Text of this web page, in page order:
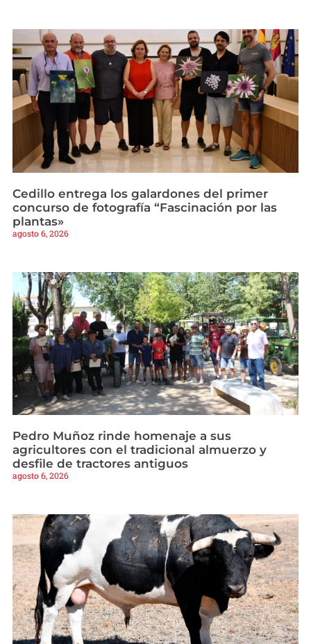
Cedillo entrega los galardones del primer
concurso de fotografía “Fascinación por las
plantas»
agosto 6, 2026
Pedro Muñoz rinde homenaje a sus
agricultores con el tradicional almuerzo y
desfile de tractores antiguos
agosto 6, 2026